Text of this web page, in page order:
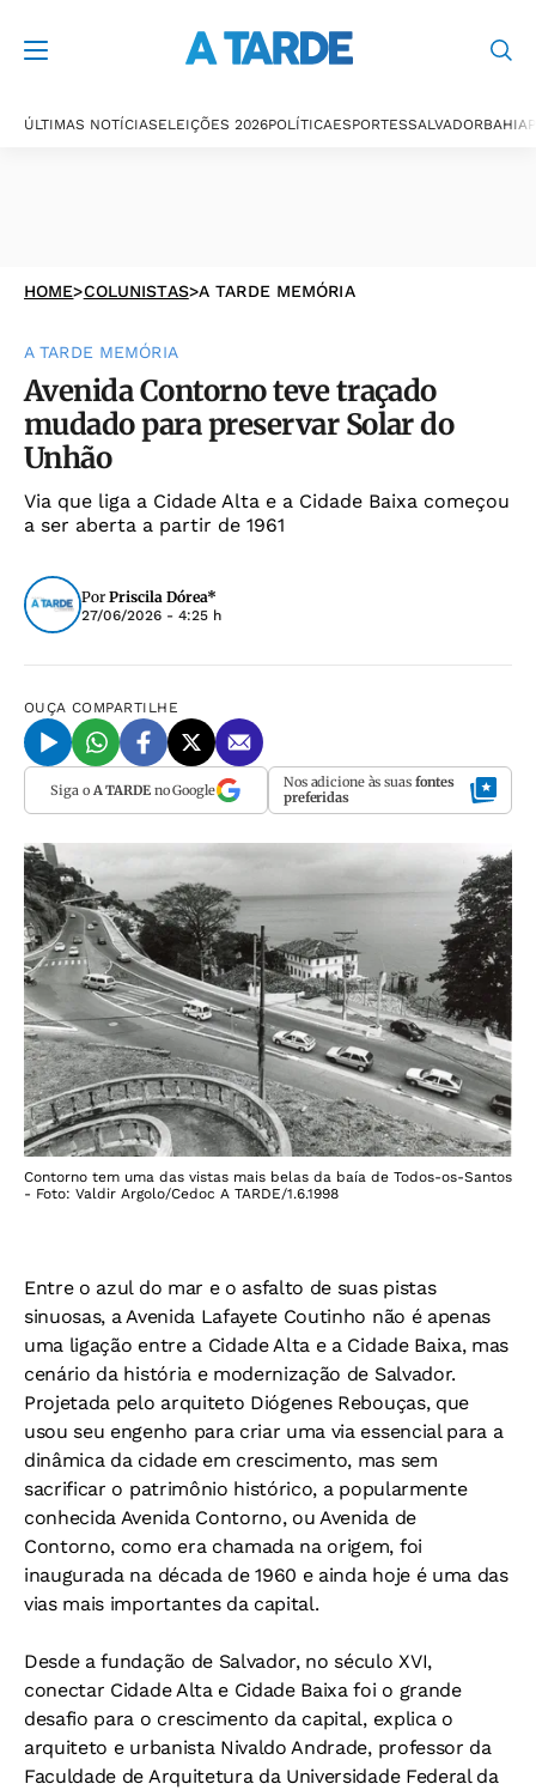
ÚLTIMAS NOTÍCIASELEIÇÕES 2026POLÍTICAESPORTESSALVADORBAHIA
HOME>COLUNISTAS>A TARDE MEMÓRIA
A TARDE MEMÓRIA
Avenida Contorno teve traçado
mudado para preservar Solar do
Unhão
Via que liga a Cidade Alta e a Cidade Baixa começou
a ser aberta a partir de 1961
Por Priscila Dórea*
27/06/2026 - 4:25 h
OUÇA COMPARTILHE
Siga o A TARDEno Google Nos adicione às suas fontes
preferidas
Contorno tem uma das vistas mais belas da baía de Todos-os-Santos
- Foto: Valdir Argolo/Cedoc A TARDE/1.6.1998
Entre o azul do mar e o asfalto de suas pistas
sinuosas, a Avenida Lafayete Coutinho não é apenas
uma ligação entre a Cidade Alta e a Cidade Baixa, mas
cenário da história e modernização de Salvador.
Projetada pelo arquiteto Diógenes Rebouças, que
usou seu engenho para criar uma via essencial para a
dinâmica da cidade em crescimento, mas sem
sacrificar o patrimônio histórico, a popularmente
conhecida Avenida Contorno, ou Avenida de
Contorno, como era chamada na origem, foi
inaugurada na década de 1960 e ainda hoje é uma das
vias mais importantes da capital.
Desde a fundação de Salvador, no século XVI,
conectar Cidade Alta e Cidade Baixa foi o grande
desafio para o crescimento da capital, explica o
arquiteto e urbanista Nivaldo Andrade, professor da
Faculdade de Arquitetura da Universidade Federal da